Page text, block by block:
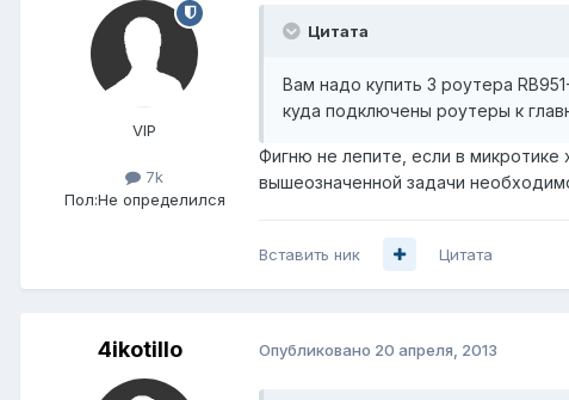
VIP
7k
Пол:Не определился
Цитата
Вам надо купить 3 роутера
куда подключены роутеры к
Фигню не лепите, если в
вышеозначенной задачи
Вставить ник Цитата
4ikotillo Опубликовано 20 апреля, 2013